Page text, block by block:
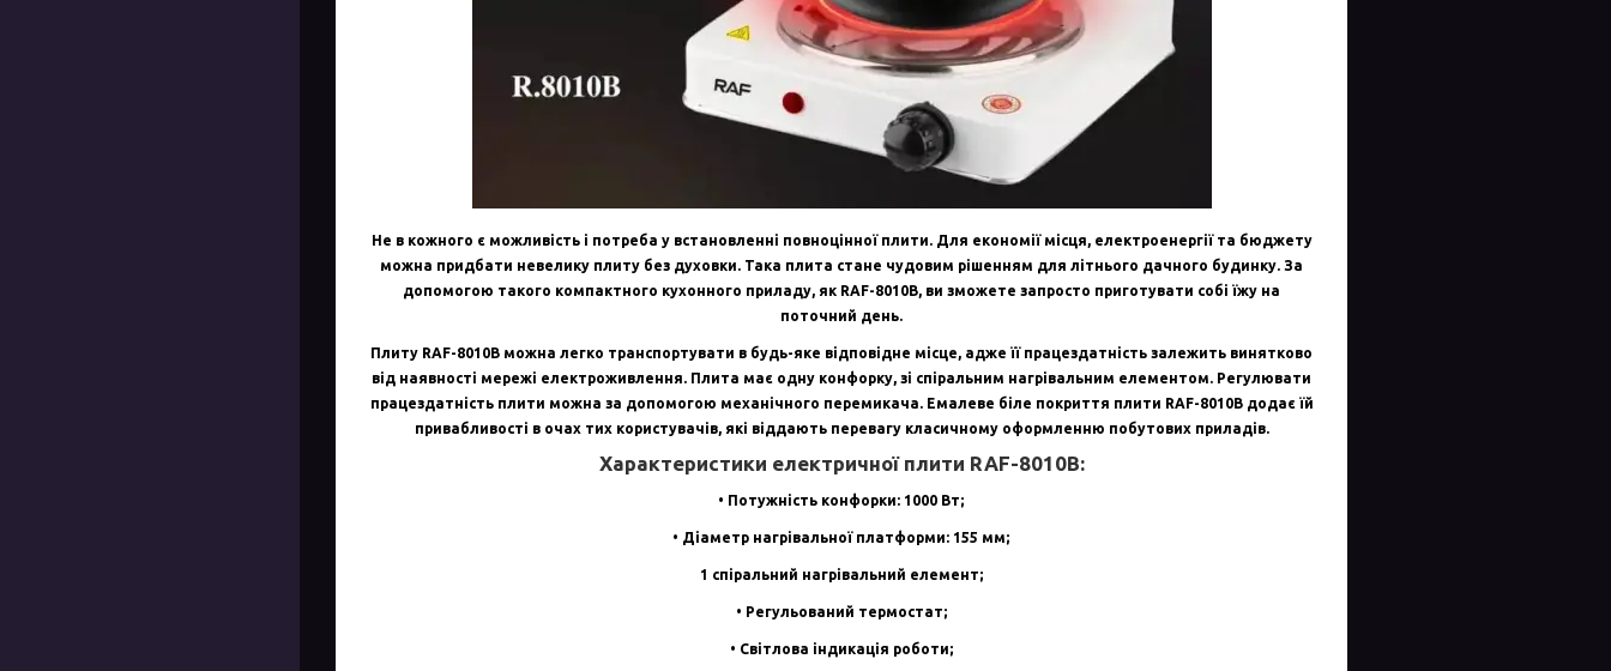
Не в кожного є можливість і потреба у встановленні повноцінної плити. Для економії місця, електроенергії та бюджету
можна придбати невелику плиту без духовки. Така плита стане чудовим рішенням для літнього дачного будинку. За
допомогою такого компактного кухонного приладу, як RAF-8010B, ви зможете запросто приготувати собі їжу на
поточний день.
Плиту RAF-8010B можна легко транспортувати в будь-яке відповідне місце, адже її працездатність залежить винятково
від наявності мережі електроживлення. Плита має одну конфорку, зі спіральним нагрівальним елементом. Регулювати
працездатність плити можна за допомогою механічного перемикача. Емалеве біле покриття плити RAF-8010B додає їй
привабливості в очах тих користувачів, які віддають перевагу класичному оформленню побутових приладів.
Характеристики електричної плити RAF-8010B:
• Потужність конфорки: 1000 Вт;
• Діаметр нагрівальної платформи: 155 мм;
1 спіральний нагрівальний елемент;
• Регульований термостат;
• Світлова індикація роботи;